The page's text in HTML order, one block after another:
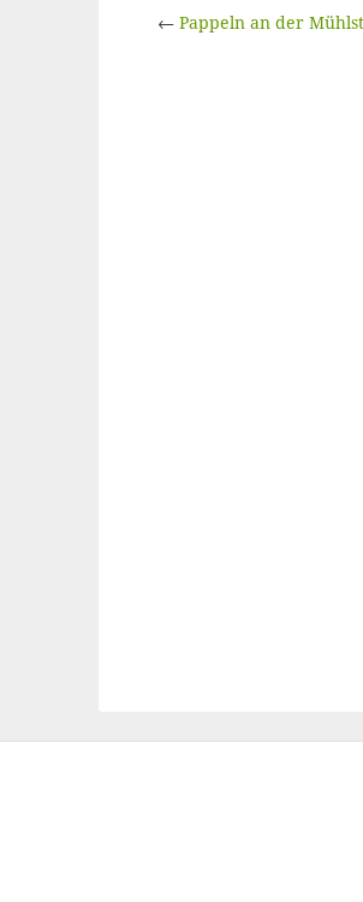
← Pappeln an der